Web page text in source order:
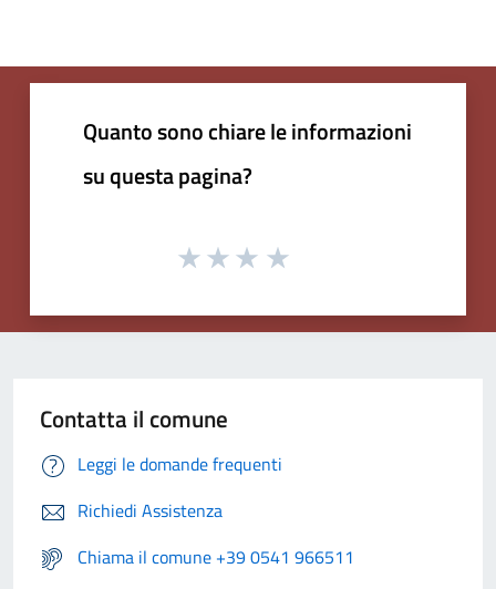
Quanto sono chiare le informazioni
su questa pagina?
Contatta il comune
Leggi le domande frequenti
Richiedi Assistenza
Chiama il comune +39 0541 966511